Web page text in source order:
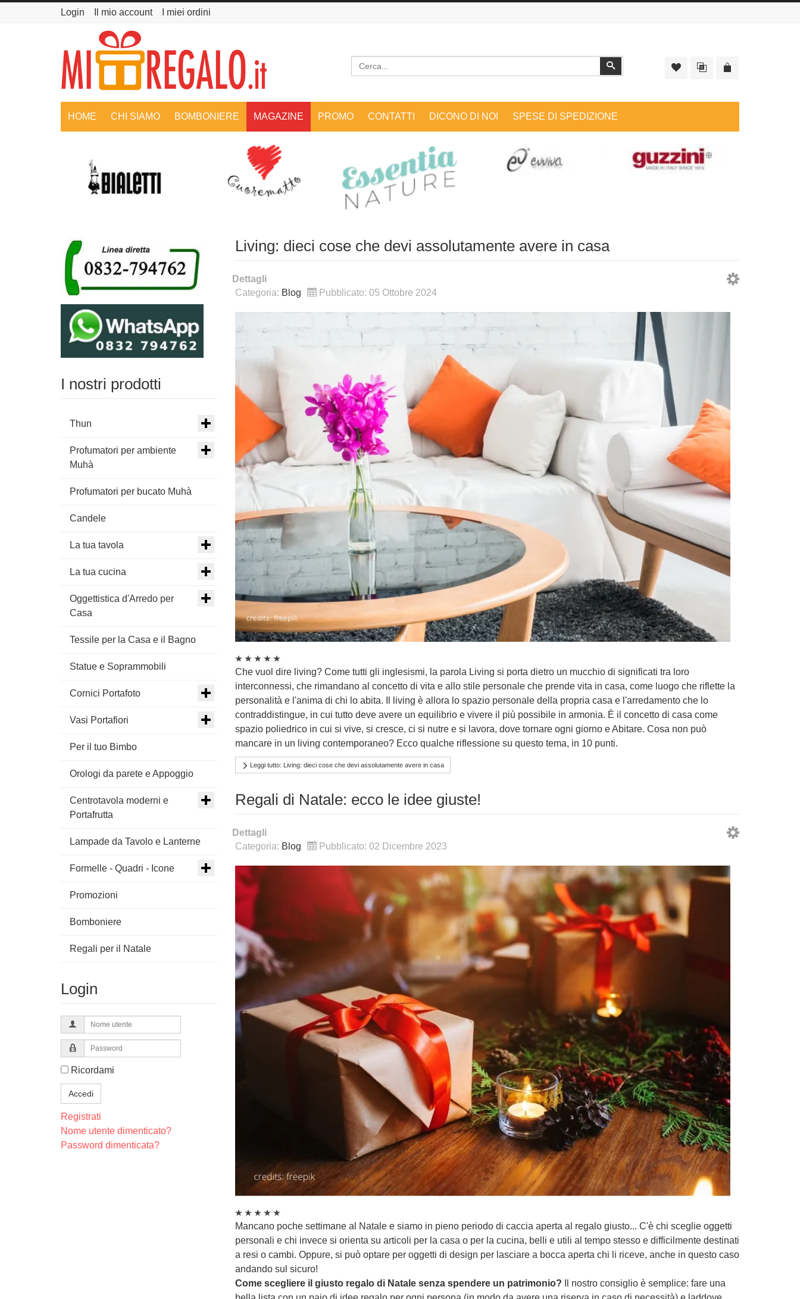
Login Il mio account I miei ordini
Cerca
HOME CHI SIAMO BOMBONIERE MAGAZINE PROMO CONTATTI DICONO DI NOI SPESE DI SPEDIZIONE
Living: dieci cose che devi assolutamente avere in casa
Dettagli
Categoria: Blog Pubblicato: 05 Ottobre 2024
Che vuol dire living? Come tutti gli inglesismi, la parola Living si porta dietro un mucchio di significati tra loro
interconnessi, che rimandano al concetto di vita e allo stile personale che prende vita in casa, come luogo che riflette la
personalità e l'anima di chi lo abita. Il living è allora lo spazio personale della propria casa e l'arredamento che lo
contraddistingue, in cui tutto deve avere un equilibrio e vivere il più possibile in armonia. È il concetto di casa come
spazio poliedrico in cui si vive, si cresce, ci si nutre e si lavora, dove tornare ogni giorno e Abitare. Cosa non può
mancare in un living contemporaneo? Ecco qualche riflessione su questo tema, in 10 punti.
Leggi tutto: Living: dieci cose che devi assolutamente avere in casa
Regali di Natale: ecco le idee giuste!
Dettagli
Categoria: Blog Pubblicato: 02 Dicembre 2023
Mancano poche settimane al Natale e siamo in pieno periodo di caccia aperta al regalo giusto... C'è chi sceglie oggetti
personali e chi invece si orienta su articoli per la casa o per la cucina, belli e utili al tempo stesso e difficilmente destinati
a resi o cambi. Oppure, si può optare per oggetti di design per lasciare a bocca aperta chi li riceve, anche in questo caso
andando sul sicuro!
Come scegliere il giusto regalo di Natale senza spendere un patrimonio? Il nostro consiglio è semplice: fare una
I nostri prodotti
Thun
Profumatori per ambiente
Muhà
Profumatori per bucato Muhà
Candele
La tua tavola
La tua cucina
Oggettistica d'Arredo per
Casa
Tessile per la Casa e il Bagno
Statue e Soprammobili
Cornici Portafoto
Vasi Portafiori
Per il tuo Bimbo
Orologi da parete e Appoggio
Centrotavola moderni e
Portafrutta
Lampade da Tavolo e Lanterne
Formelle - Quadri - Icone
Promozioni
Bomboniere
Regali per il Natale
Login
Nome
utente
Password
Ricordami
Accedi
Registrati
Nome utente dimenticato?
Password dimenticata?